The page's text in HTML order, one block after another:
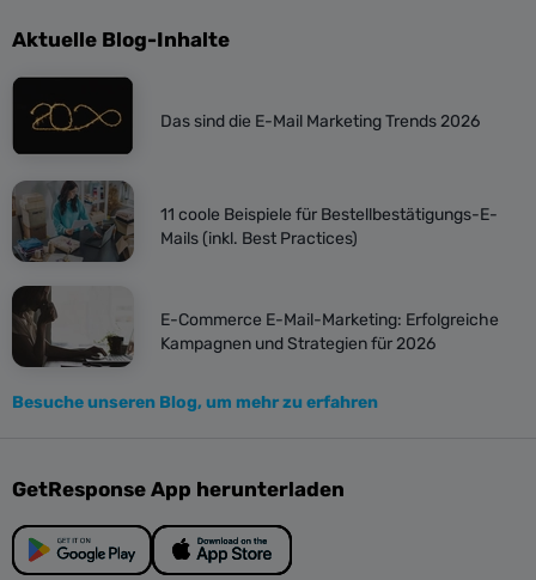
Aktuelle Blog-Inhalte
Das sind die E-Mail Marketing Trends 2026
11 coole Beispiele für Bestellbestätigungs-E-
Mails (inkl. Best Practices)
E-Commerce E-Mail-Marketing: Erfolgreiche
Kampagnen und Strategien für 2026
Besuche unseren Blog, um mehr zu erfahren
GetResponse App herunterladen